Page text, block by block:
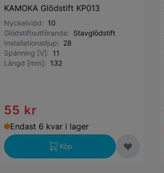
KAMOKA Glödstift KP013
Nyckelvidd: 10
Glödstiftsutförande: Stavglödstift
Installationsdjup: 28
Spänning [V]: 11
Längd [mm]: 132
55 kr
Endast 6 kvar i lager
Köp